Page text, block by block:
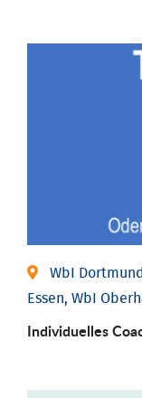
WbI
Essen, WbI
Individu­elles